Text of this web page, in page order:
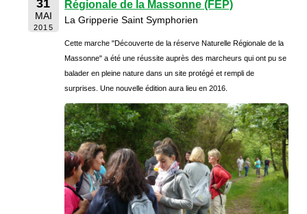
31
MAI
2015
Régionale de la Massonne (FEP)
La Gripperie Saint Symphorien
Cette marche "Découverte de la réserve Naturelle Régionale de la
Massonne" a été une réussite auprès des marcheurs qui ont pu se
balader en pleine nature dans un site protégé et rempli de
surprises. Une nouvelle édition aura lieu en 2016.